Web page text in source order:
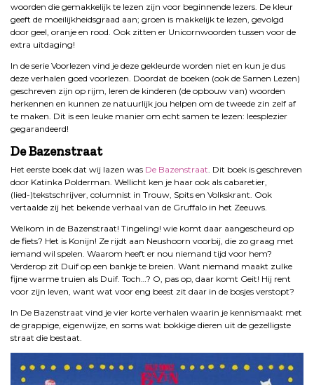
woorden die gemakkelijk te lezen zijn voor beginnende lezers. De kleur
geeft de moeilijkheidsgraad aan; groen is makkelijk te lezen, gevolgd
door geel, oranje en rood. Ook zitten er Unicornwoorden tussen voor de
extra uitdaging!
In de serie Voorlezen vind je deze gekleurde worden niet en kun je dus
deze verhalen goed voorlezen. Doordat de boeken (ook de Samen Lezen)
geschreven zijn op rijm, leren de kinderen (de opbouw van) woorden
herkennen en kunnen ze natuurlijk jou helpen om de tweede zin zelf af
te maken. Dit is een leuke manier om echt samen te lezen: leesplezier
gegarandeerd!
De Bazenstraat
Het eerste boek dat wij lazen was De Bazenstraat . Dit boek is geschreven
door Katinka Polderman. Wellicht ken je haar ook als cabaretier,
(lied-)tekstschrijver, columnist in Trouw, Spits en Volkskrant. Ook
vertaalde zij het bekende verhaal van de Gruffalo in het Zeeuws.
Welkom in de Bazenstraat! Tingeling! wie komt daar aangescheurd op
de fiets? Het is Konijn! Ze rijdt aan Neushoorn voorbij, die zo graag met
iemand wil spelen. Waarom heeft er nou niemand tijd voor hem?
Verderop zit Duif op een bankje te breien. Want niemand maakt zulke
fijne warme truien als Duif. Toch…? O, pas op, daar komt Geit! Hij rent
voor zijn leven, want wat voor eng beest zit daar in de bosjes verstopt?
In De Bazenstraat vind je vier korte verhalen waarin je kennismaakt met
de grappige, eigenwijze, en soms wat bokkige dieren uit de gezelligste
straat die bestaat.